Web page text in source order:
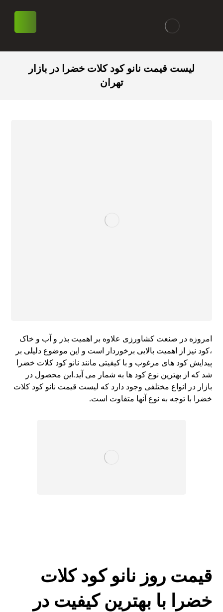
لیست قیمت نانو کود کلات خضرا در بازار
تهران
امروزه در صنعت کشاورزی علاوه بر اهمیت بذر و آب و خاک
،کود نیز از اهمیت بالایی برخوردار است و این موضوع دلیلی بر
پیدایش کود های مرغوب و با کیفیتی مانند نانو کود کلات خضرا
شد که از بهترین نوع کود ها به شمار می آید.این محصول در
بازار در انواع مختلفی وجود دارد که لیست قیمت نانو کود کلات
خضرا با توجه به نوع آنها متفاوت است.
قیمت روز نانو کود کلات
خضرا با بهترین کیفیت در